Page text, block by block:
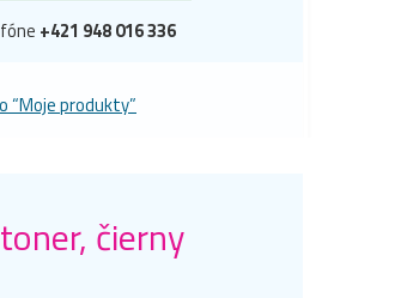
+421 948 016 336
“Moje produkty”
čierny